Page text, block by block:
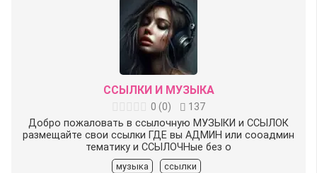
ССЫЛКИ И МУЗЫКА
0 (0)
137
Добро пожаловать в ссылочную МУЗЫКИ и ССЫЛОК
размещайте свои ссылки ГДЕ вы АДМИН или сооадмин
тематику и ССЫЛОЧНые без о
музыка ссылки